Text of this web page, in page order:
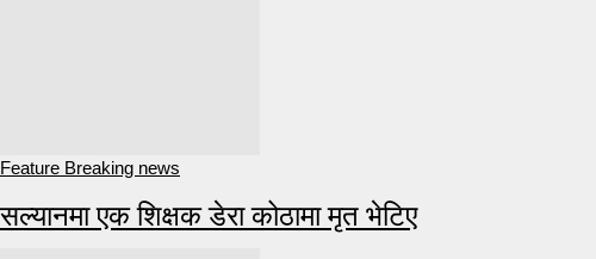
Feature Breaking news
सल्यानमा एक शिक्षक डेरा कोठामा मृत भेटिए